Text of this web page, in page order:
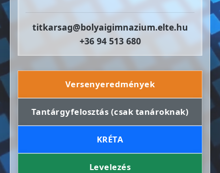
titkarsag@bolyaigimnazium.elte.hu
+36 94 513 680
Versenyeredmények
Tantárgyfelosztás (csak tanároknak)
KRÉTA
Levelezés